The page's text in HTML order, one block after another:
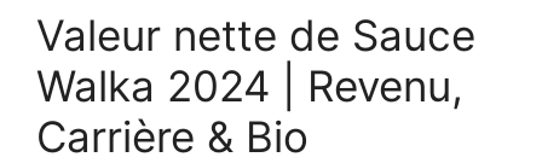
Valeur nette de Sauce
Walka 2024 | Revenu,
Carrière & Bio